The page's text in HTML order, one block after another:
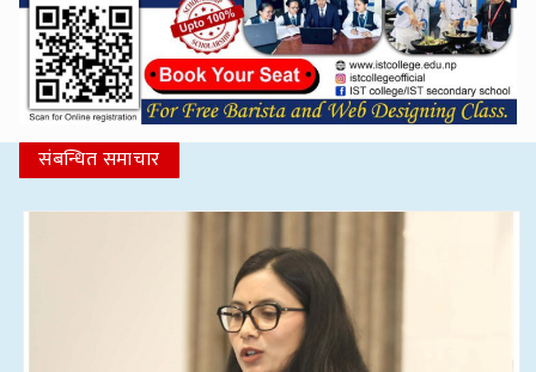
संबन्धित समाचार